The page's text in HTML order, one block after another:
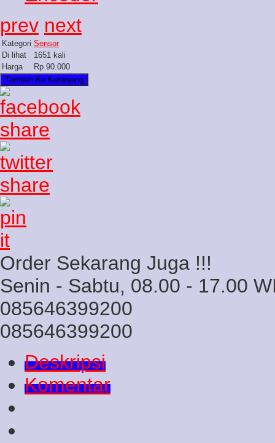
prev next
Kategori Sensor
Di lihat
1651 kali
Harga
Rp 90.000
Order Sekarang Juga !!!
Senin - Sabtu, 08.00 - 17.00
085646399200
085646399200
Deskripsi
Komentar